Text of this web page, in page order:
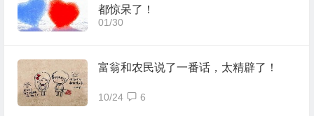
都惊呆了！
01/30
富翁和农民说了一番话，太精辟了！
10/24 6